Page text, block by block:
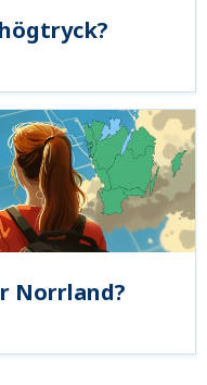
Norrland?